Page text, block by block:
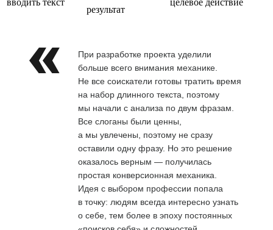
результат
При разработке проекта уделили
больше всего внимания механике.
Не все соискатели готовы тратить время
на набор длинного текста, поэтому
мы начали с анализа по двум фразам.
Все слоганы были ценны,
а мы увлечены, поэтому не сразу
оставили одну фразу. Но это решение
оказалось верным — получилась
простая конверсионная механика.
Идея с выбором профессии попала
в точку: людям всегда интересно узнать
о себе, тем более в эпоху постоянных